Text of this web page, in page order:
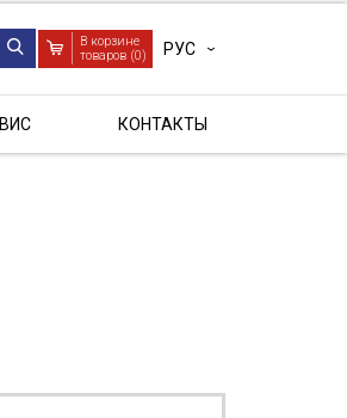
В корзине
товаров (0) РУС
КОНТАКТЫ